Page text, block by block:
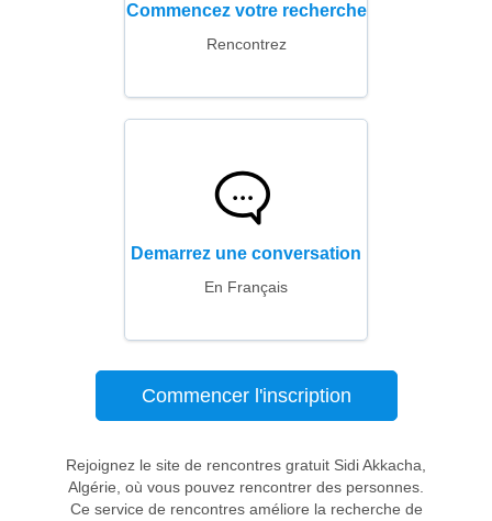
Commencez votre recherche
Rencontrez
Demarrez une conversation
En Français
Commencer l'inscription
Rejoignez le site de rencontres gratuit Sidi Akkacha,
Algérie, où vous pouvez rencontrer des personnes.
Ce service de rencontres améliore la recherche de